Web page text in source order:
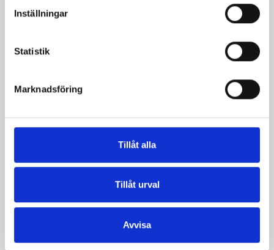
Inställningar
Statistik
Marknadsföring
Tillåt alla
Tillåt urval
Avvisa